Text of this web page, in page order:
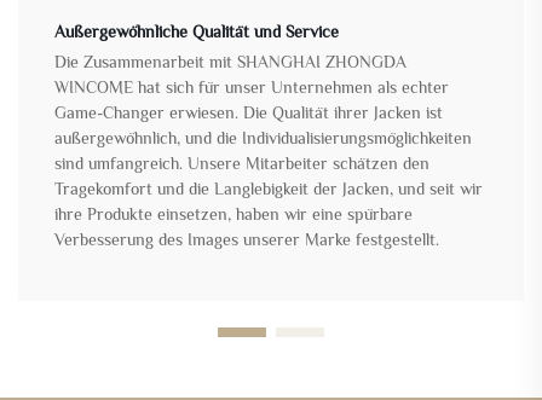
Außergewöhnliche Qualität und Service
Die Zusammenarbeit mit SHANGHAI ZHONGDA
WINCOME hat sich für unser Unternehmen als echter
Game-Changer erwiesen. Die Qualität ihrer Jacken ist
außergewöhnlich, und die Individualisierungsmöglichkeiten
sind umfangreich. Unsere Mitarbeiter schätzen den
Tragekomfort und die Langlebigkeit der Jacken, und seit wir
ihre Produkte einsetzen, haben wir eine spürbare
Verbesserung des Images unserer Marke festgestellt.